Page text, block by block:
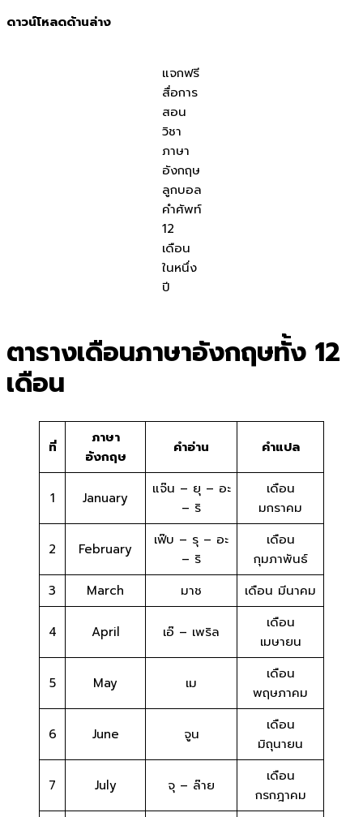
ดาวน์โหลดด้านล่าง
แจกฟรี
สื่อการ
สอน
วิชา
ภาษา
อังกฤษ
ลูกบอล
คำศัพท์
12
เดือน
ในหนึ่ง
ปี
ตารางเดือนภาษาอังกฤษทั้ง 12
เดือน
ที่
ภาษา
อังกฤษ
คำอ่าน คำแปล
1 January
แจ๊น – ยุ – อะ
– ริ
เดือน
มกราคม
2 February
เฟ๊บ – รุ – อะ
– ริ
เดือน
กุมภาพันธ์
3
March มาช เดือน มีนาคม
4 April เอ๊ – เพริล
เดือน
เมษายน
5 May เม
เดือน
พฤษภาคม
6 June จูน
เดือน
มิถุนายน
7 July จุ – ล๊าย
เดือน
กรกฎาคม